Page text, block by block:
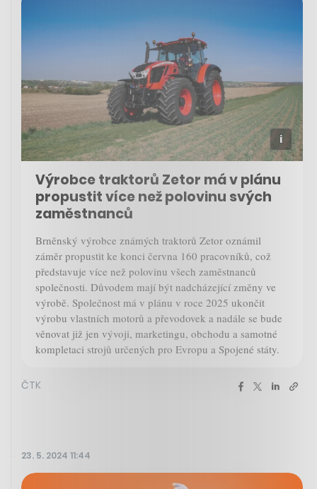
Výrobce traktorů Zetor má v plánu
propustit více než polovinu svých
zaměstnanců
Brněnský výrobce známých traktorů Zetor oznámil
záměr propustit ke konci června 160 pracovníků, což
představuje více než polovinu všech zaměstnanců
společnosti. Důvodem mají být nadcházející změny ve
výrobě. Společnost má v plánu v roce 2025 ukončit
výrobu vlastních motorů a převodovek a nadále se bude
věnovat již jen vývoji, marketingu, obchodu a samotné
kompletaci strojů určených pro Evropu a Spojené státy.
ČTK
23. 5. 2024 11:44